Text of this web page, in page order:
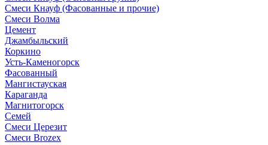
Смеси Кнауф (Фасованные и прочие)
Смеси Волма
Цемент
Джамбыльский
Коркино
Усть-Каменогорск
Фасованный
Мангистауская
Караганда
Магнитогорск
Семей
Смеси Церезит
Смеси Brozex